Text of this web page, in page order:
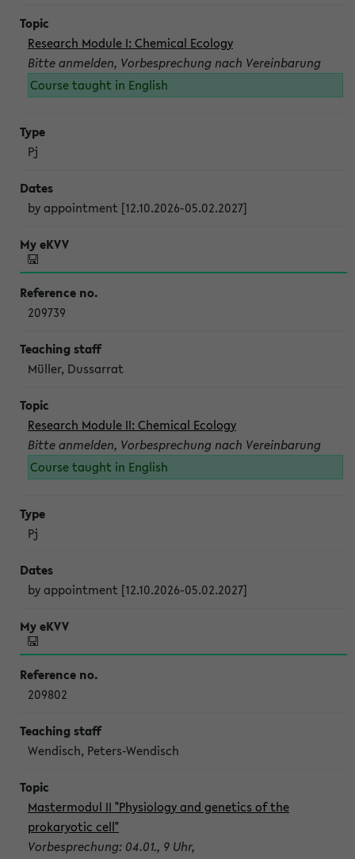
Research Module I: Chemical Ecology
Bitte anmelden, Vorbesprechung nach Vereinbarung
Course taught in English
Pj
by appointment [12.10.2026-05.02.2027]
209739
Müller, Dussarrat
Research Module II: Chemical Ecology
Bitte anmelden, Vorbesprechung nach Vereinbarung
Course taught in English
Pj
by appointment [12.10.2026-05.02.2027]
209802
Wendisch, Peters-Wendisch
Mastermodul II "Physiology and genetics of the
prokaryotic cell"
Vorbesprechung: 04.01., 9 Uhr,